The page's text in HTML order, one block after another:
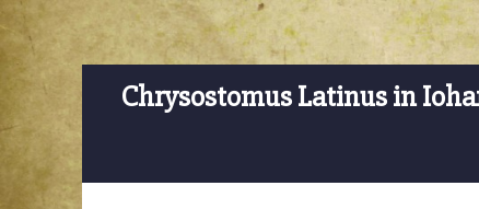
Chrysostomus Latinus in